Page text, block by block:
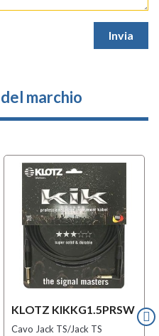
marchio
KLOTZ KIKKG1.5PRSW
Cavo Jack TS/Jack TS